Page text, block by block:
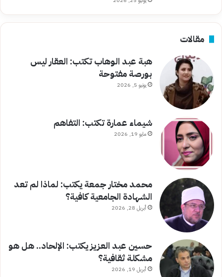
مقالات
هبة عبد الوهاب تكتب: العقار ليس
بورصة مفتوحة
يونيو 5, 2026
شيماء عمارة تكتب: التفاهم
مايو 19, 2026
محمد مختار جمعة يكتب: لماذا لم تعد
الشهادة الجامعية كافية؟
أبريل 28, 2026
حسين عبد العزيز يكتب: الإلحاد.. هل هو
مشكلة ثقافية؟
أبريل 19, 2026